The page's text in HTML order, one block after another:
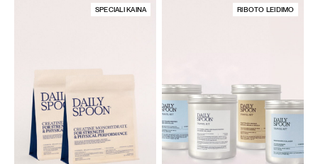
SPECIALI KAINA RIBOTO LEIDIMO